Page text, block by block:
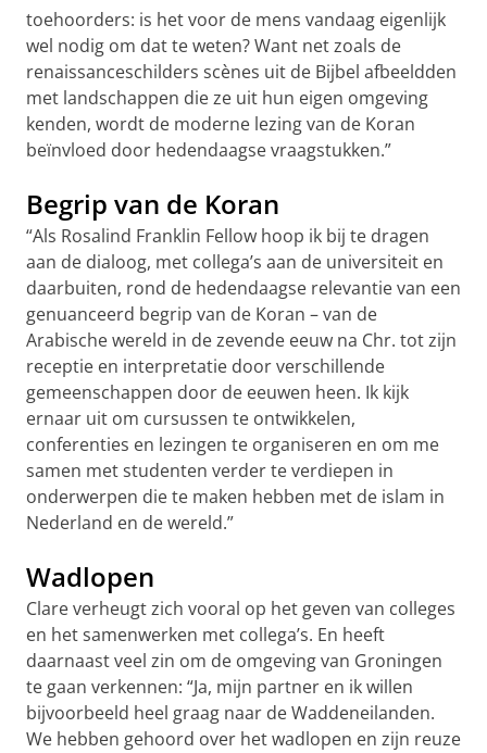
toehoorders: is het voor de mens vandaag eigenlijk
wel nodig om dat te weten? Want net zoals de
renaissanceschilders scènes uit de Bijbel afbeeldden
met landschappen die ze uit hun eigen omgeving
kenden, wordt de moderne lezing van de Koran
beïnvloed door hedendaagse vraagstukken.”
Begrip van de Koran
“Als Rosalind Franklin Fellow hoop ik bij te dragen
aan de dialoog, met collega’s aan de universiteit en
daarbuiten, rond de hedendaagse relevantie van een
genuanceerd begrip van de Koran – van de
Arabische wereld in de zevende eeuw na Chr. tot zijn
receptie en interpretatie door verschillende
gemeenschappen door de eeuwen heen. Ik kijk
ernaar uit om cursussen te ontwikkelen,
conferenties en lezingen te organiseren en om me
samen met studenten verder te verdiepen in
onderwerpen die te maken hebben met de islam in
Nederland en de wereld.”
Wadlopen
Clare verheugt zich vooral op het geven van colleges
en het samenwerken met collega’s. En heeft
daarnaast veel zin om de omgeving van Groningen
te gaan verkennen: “Ja, mijn partner en ik willen
bijvoorbeeld heel graag naar de Waddeneilanden.
We hebben gehoord over het wadlopen en zijn reuze